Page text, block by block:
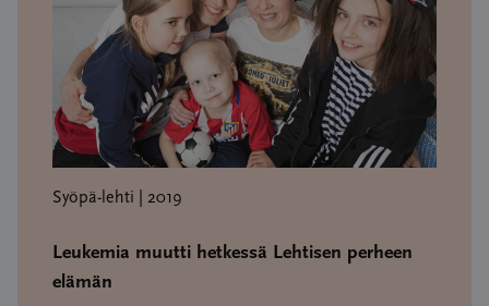
Syöpä-lehti | 2019
Leukemia muutti hetkessä Lehtisen perheen
elämän